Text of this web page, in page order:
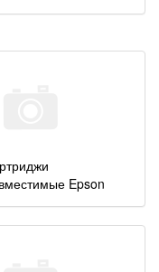
Epson